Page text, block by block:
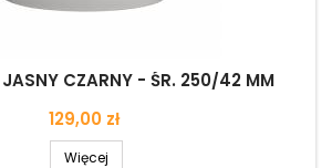
CZARNY - ŚR. 250/42 MM
Cena
129,00 zł
Więcej